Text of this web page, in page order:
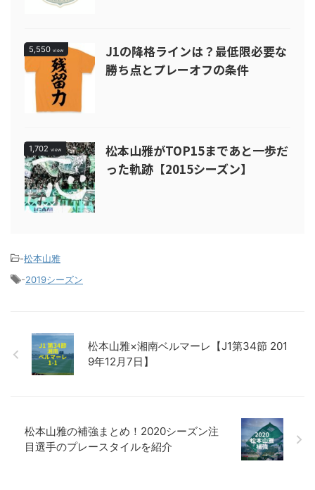
5,550 view
J1の降格ラインは？最低限必要な
勝ち点とプレーオフの条件
1,702 view
松本山雅がTOP15まであと一歩だ
った軌跡【2015シーズン】
-松本山雅
-2019シーズン
松本山雅×湘南ベルマーレ【J1第34節 201
9年12月7日】
松本山雅の補強まとめ！2020シーズン注
目選手のプレースタイルを紹介